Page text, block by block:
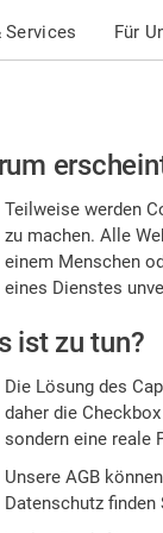
Services Für
Teilweise werden
zu machen. Alle
einem Menschen
eines Dienstes
ist zu tun?
Die Lösung des
daher die
sondern eine reale
Unsere AGB
Datenschutz